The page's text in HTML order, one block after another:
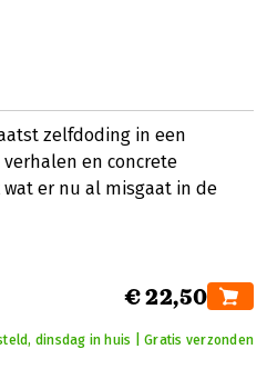
zelfdoding in een
en concrete
er nu al misgaat in de
€ 22,50
dinsdag in huis | Gratis verzonden